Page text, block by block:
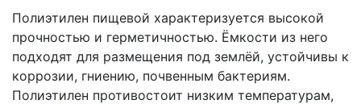
Полиэтилен пищевой характеризуется высокой
прочностью и герметичностью. Ёмкости из него
подходят для размещения под землёй, устойчивы к
коррозии, гниению, почвенным бактериям.
Полиэтилен противостоит низким температурам,